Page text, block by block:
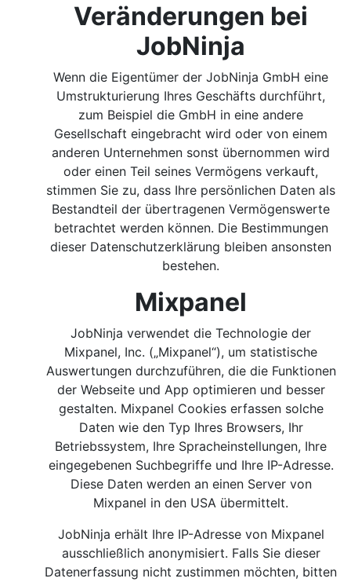
Veränderungen bei
JobNinja
Wenn die Eigentümer der JobNinja GmbH eine
Umstrukturierung Ihres Geschäfts durchführt,
zum Beispiel die GmbH in eine andere
Gesellschaft eingebracht wird oder von einem
anderen Unternehmen sonst übernommen wird
oder einen Teil seines Vermögens verkauft,
stimmen Sie zu, dass Ihre persönlichen Daten als
Bestandteil der übertragenen Vermögenswerte
betrachtet werden können. Die Bestimmungen
dieser Datenschutzerklärung bleiben ansonsten
bestehen.
Mixpanel
JobNinja verwendet die Technologie der
Mixpanel, Inc. („Mixpanel“), um statistische
Auswertungen durchzuführen, die die Funktionen
der Webseite und App optimieren und besser
gestalten. Mixpanel Cookies erfassen solche
Daten wie den Typ Ihres Browsers, Ihr
Betriebssystem, Ihre Spracheinstellungen, Ihre
eingegebenen Suchbegriffe und Ihre IP-Adresse.
Diese Daten werden an einen Server von
Mixpanel in den USA übermittelt.
JobNinja erhält Ihre IP-Adresse von Mixpanel
ausschließlich anonymisiert. Falls Sie dieser
Datenerfassung nicht zustimmen möchten, bitten